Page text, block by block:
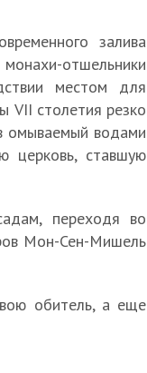
залива
отшельники
местом для
VII столетия резко
омываемый водами
церковь, ставшую
переходя во
Мон-Сен-Мишель
обитель, а еще